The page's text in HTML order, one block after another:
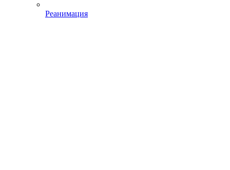
Реанимация